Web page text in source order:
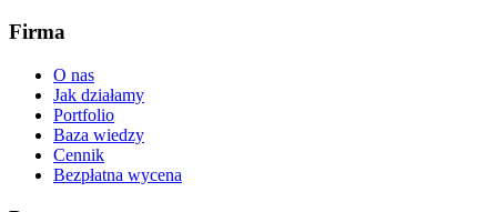
Firma
O nas
Jak działamy
Portfolio
Baza wiedzy
Cennik
Bezpłatna wycena